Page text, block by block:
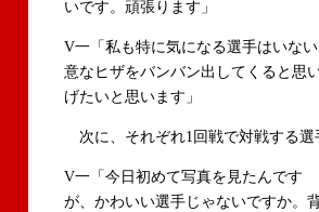
いです。頑張ります」
V一「私も特に気になる選手はいな
意なヒザをバンバン出してくると思
げたいと思います」
次に、それぞれ1回戦で対戦する選
V一「今日初めて写真を見たんです
が、かわいい選手じゃないですか。